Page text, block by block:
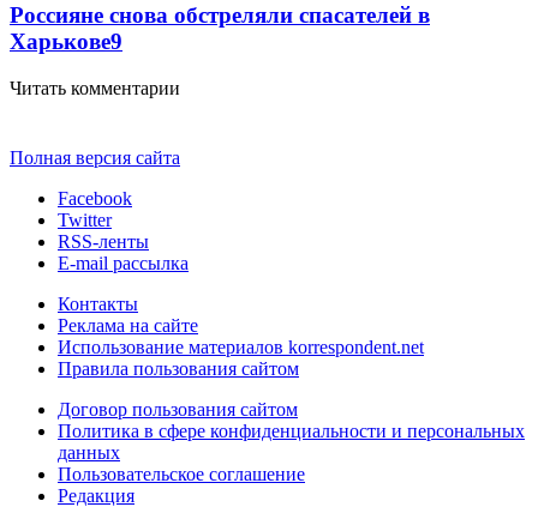
Россияне снова обстреляли спасателей в
Харькове9
Читать комментарии
Полная версия сайта
Facebook
Twitter
RSS-ленты
E-mail рассылка
Контакты
Реклама на сайте
Использование материалов korrespondent.net
Правила пользования сайтом
Договор пользования сайтом
Политика в сфере конфиденциальности и персональных
данных
Пользовательское соглашение
Редакция